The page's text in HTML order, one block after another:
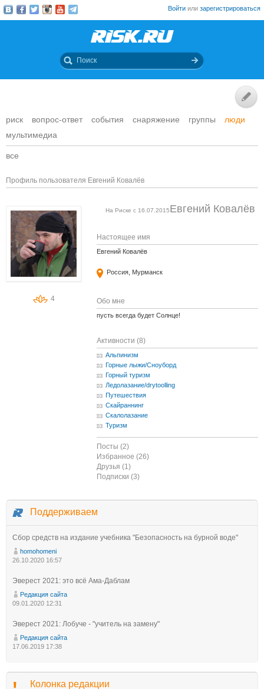
Войти или зарегистрироваться
риск вопрос-ответ события снаряжение группы
люди
мультимедиа
все
Профиль пользователя Евгений Ковалёв
4
Евгений Ковалёв
На Риске с 16.07.2015
Настоящее имя
Евгений Ковалёв
Россия, Мурманск
Обо мне
пусть всегда будет Солнце!
Активности (8)
Альпинизм
Горные лыжи/Сноуборд
Горный туризм
Ледолазание/drytoolling
Путешествия
Скайраннинг
Скалолазание
Туризм
Посты (2)
Избранное (26)
Друзья (1)
Подписки (3)
Поддерживаем
Сбор средств на издание учебника "Безопасность на бурной воде"
homohomeni
26.10.2020 16:57
Эверест 2021: это всё Ама-Даблам
Редакция сайта
09.01.2020 12:31
Эверест 2021: Лобуче - "учитель на замену"
Редакция сайта
17.06.2019 17:38
Колонка редакции